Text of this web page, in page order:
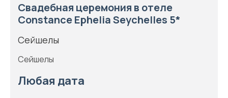
Свадебная церемония в отеле
Constance Ephelia Seychelles 5*
Сейшелы
Сейшелы
Любая дата